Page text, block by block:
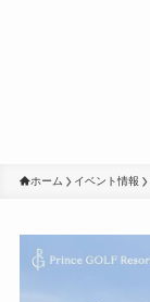
ホーム イベント情報